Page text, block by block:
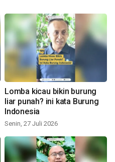
Lomba kicau bikin burung
liar punah? ini kata Burung
Indonesia
Senin, 27 Juli 2026